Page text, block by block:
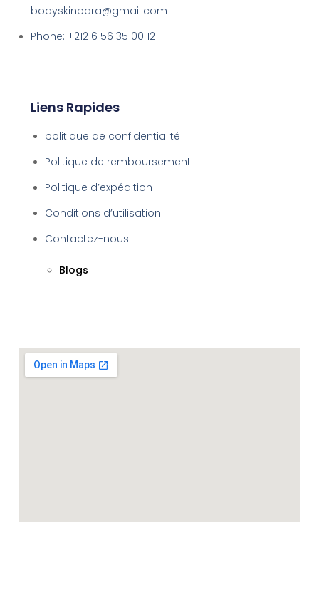
bodyskinpara@gmail.com
Phone: +212 6 56 35 00 12
Liens Rapides
politique de confidentialité
Politique de remboursement
Politique d’expédition
Conditions d’utilisation
Contactez-nous
Blogs